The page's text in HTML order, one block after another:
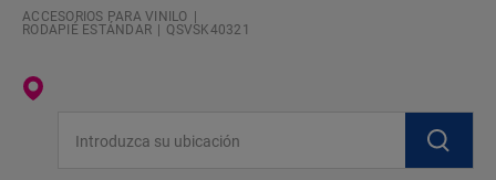
ACCESORIOS PARA VINILO
RODAPIÉ ESTÁNDAR
QSVSK40321